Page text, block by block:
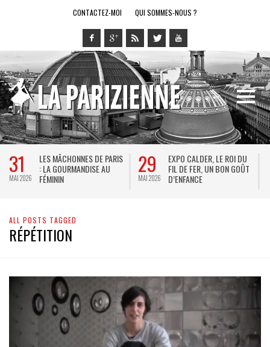
CONTACTEZ-MOI QUI SOMMES-NOUS ?
31
MAI 2026
LES MÂCHONNES DE PARIS
: LA GOURMANDISE AU
FÉMININ
29
MAI 2026
EXPO CALDER, LE ROI DU
FIL DE FER, UN BON GOÛT
D’ENFANCE
ALL POSTS TAGGED
RÉPÉTITION